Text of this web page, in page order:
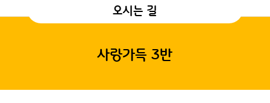
오시는 길
사랑가득 3반